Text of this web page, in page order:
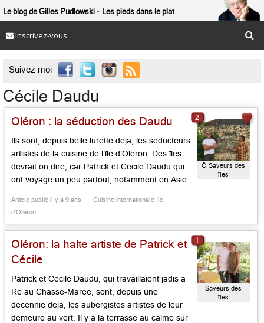
Le blog de Gilles Pudlowski Les pieds dans le plat
Inscrivez-vous
Suivez moi 
Cécile Daudu
Oléron : la séduction des Daudu
Ils sont, depuis belle lurette déjà, les séducteurs
artistes de la cuisine de l’île d’Oléron. Des îles
devrait on dire, car Patrick et Cécile Daudu qui
ont voyagé un peu partout, notamment en Asie
recréer une ambiance insulaire qui n’est qu’à
Article publié il y a 9 ans
Cuisine internationale Ile
d'Oléron
Ô Saveurs des
îles
2
Oléron: la halte artiste de Patrick et
Cécile
Patrick et Cécile Daudu, qui travaillaient jadis à
Ré au Chasse-Marée, sont, depuis une
décennie déjà, les aubergistes artistes de leur
demeure au vert. Il y a la terrasse au calme sur
Saveurs des
îles
1